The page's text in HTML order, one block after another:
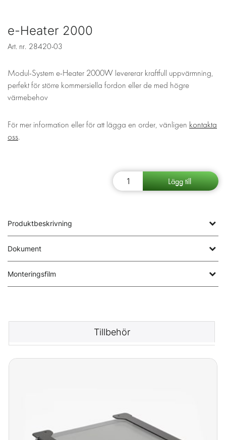
e-Heater 2000
Art. nr. 28420-03
Modul-System e-Heater 2000W levererar kraftfull uppvärmning,
perfekt för större kommersiella fordon eller de med högre
värmebehov
För mer information eller för att lägga en order, vänligen kontakta
oss.
Produktbeskrivning
Dokument
Monteringsfilm
Tillbehör